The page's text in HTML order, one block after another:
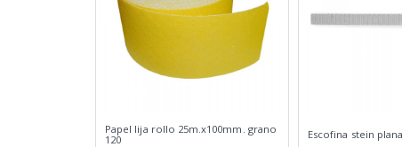
Papel lija rollo 25m.x100mm. grano
120
Escofina stein